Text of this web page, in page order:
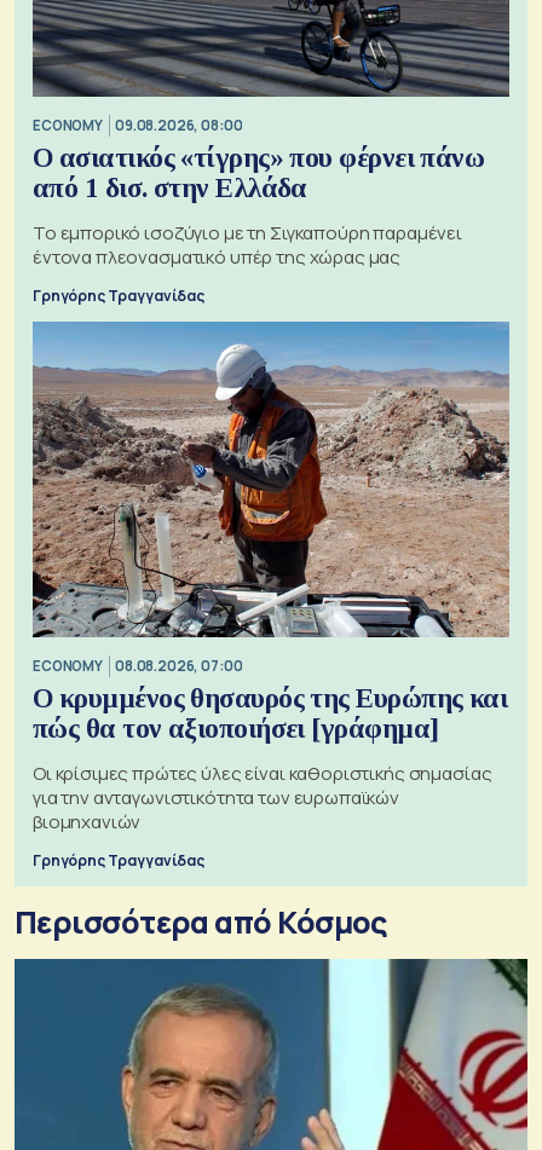
ECONOMY 09.08.2026, 08:00
Ο ασιατικός «τίγρης» που φέρνει πάνω
από 1 δισ. στην Ελλάδα
Το εμπορικό ισοζύγιο με τη Σιγκαπούρη παραμένει
έντονα πλεονασματικό υπέρ της χώρας μας
Γρηγόρης Τραγγανίδας
ECONOMY 08.08.2026, 07:00
Ο κρυμμένος θησαυρός της Ευρώπης και
πώς θα τον αξιοποιήσει [γράφημα]
Οι κρίσιμες πρώτες ύλες είναι καθοριστικής σημασίας
για την ανταγωνιστικότητα των ευρωπαϊκών
βιομηχανιών
Γρηγόρης Τραγγανίδας
Περισσότερα από Κόσμος